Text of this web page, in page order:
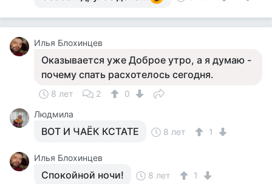
Илья Блохинцев
Оказывается уже Доброе утро, а я думаю -
почему спать расхотелось сегодня.
8 лет 2
0
Людмила
ВОТ И ЧАЁК КСТАТЕ 8 лет 1
Илья Блохинцев
Спокойной ночи! 8 лет 1